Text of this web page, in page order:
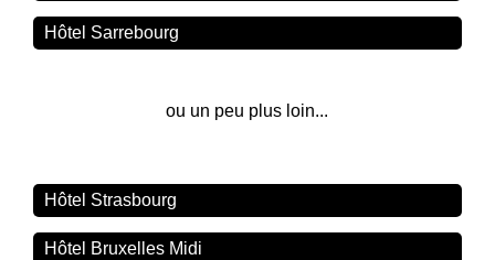
Hôtel Sarrebourg
ou un peu plus loin...
Hôtel Strasbourg
Hôtel Bruxelles Midi